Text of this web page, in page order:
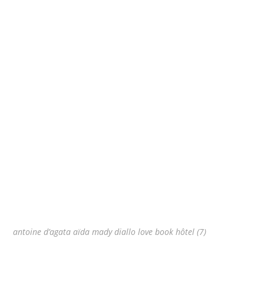
antoine d’agata aïda mady diallo love book hôtel (7)